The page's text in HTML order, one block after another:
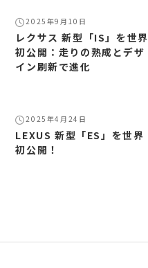
2025年9月10日
レクサス 新型「IS」を世界
初公開：走りの熟成とデザ
イン刷新で進化
2025年4月24日
LEXUS 新型「ES」を世界
初公開！